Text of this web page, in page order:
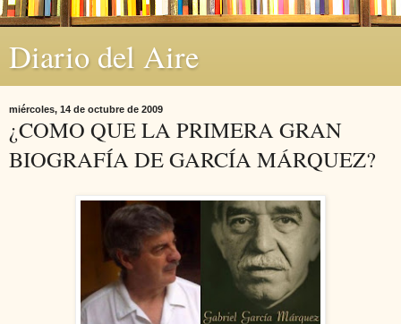
Diario del Aire
miércoles, 14 de octubre de 2009
¿COMO QUE LA PRIMERA GRAN
BIOGRAFÍA DE GARCÍA MÁRQUEZ?